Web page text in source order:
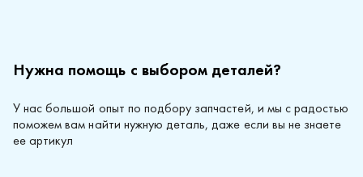
Нужна помощь с выбором деталей?
У нас большой опыт по подбору запчастей, и мы с радостью
поможем вам найти нужную деталь, даже если вы не знаете
ее артикул